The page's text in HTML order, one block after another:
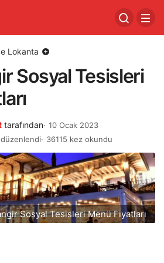
Lokanta
Sosyal Tesisleri
tarafından 10 Ocak 2023
36115 kez okundu
Sosyal Tesisleri Menü Fiyatları